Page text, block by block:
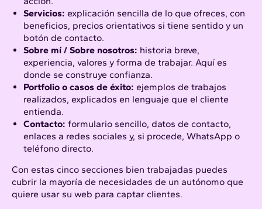
Servicios: explicación sencilla de lo que ofreces, con
beneficios, precios orientativos si tiene sentido y un
botón de contacto.
Sobre mí / Sobre nosotros: historia breve,
experiencia, valores y forma de trabajar. Aquí es
donde se construye confianza.
Portfolio o casos de éxito: ejemplos de trabajos
realizados, explicados en lenguaje que el cliente
entienda.
Contacto: formulario sencillo, datos de contacto,
enlaces a redes sociales y, si procede, WhatsApp o
teléfono directo.
Con estas cinco secciones bien trabajadas puedes
cubrir la mayoría de necesidades de un autónomo que
quiere usar su web para captar clientes.